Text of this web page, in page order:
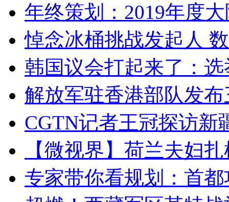
年终策划：2019年度
悼念冰桶挑战发起人
韩国议会打起来了：
解放军驻香港部队发
CGTN记者王冠探访新
【微视界】荷兰夫妇
专家带你看规划：首